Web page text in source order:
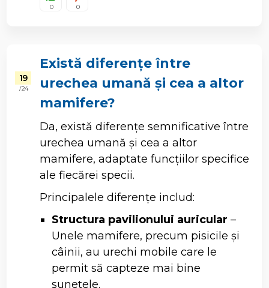
0 0
19
/ 24
Există diferențe între
urechea umană și cea a altor
mamifere?
Da, există diferențe semnificative între
urechea umană și cea a altor
mamifere, adaptate funcțiilor specifice
ale fiecărei specii.
Principalele diferențe includ:
Structura pavilionului auricular –
Unele mamifere, precum pisicile și
câinii, au urechi mobile care le
permit să capteze mai bine
sunetele.